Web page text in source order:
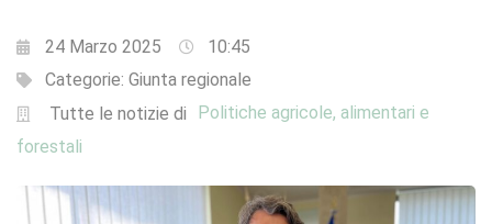
24 Marzo 2025
10:45
Categorie: Giunta regionale
Tutte le notizie di
Politiche agricole, alimentari e
forestali